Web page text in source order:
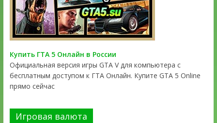
Купить ГТА 5 Онлайн в России
Официальная версия игры GTA V для компьютера с
бесплатным доступом к ГТА Онлайн. Купите GTA 5 Online
прямо сейчас
Игровая валюта